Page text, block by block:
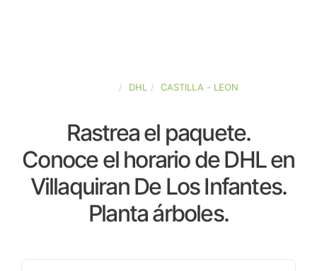
DHL CASTILLA - LEON
Rastrea el paquete.
Conoce el horario de DHL en
Villaquiran De Los Infantes.
Planta árboles.